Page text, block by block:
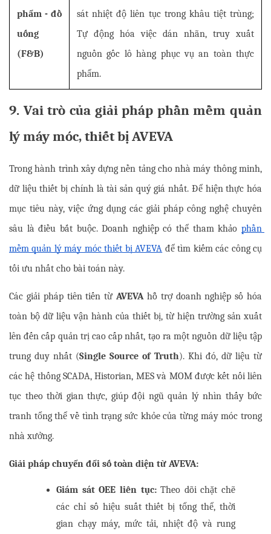
phẩm - đồ
uống
(F&B)
sát nhiệt độ liên tục trong khâu tiệt trùng;
Tự động hóa việc dán nhãn, truy xuất
nguồn gốc lô hàng phục vụ an toàn thực
phẩm.
9. Vai trò của giải pháp phần mềm quản
lý máy móc, thiết bị AVEVA
Trong hành trình xây dựng nền tảng cho nhà máy thông minh,
dữ liệu thiết bị chính là tài sản quý giá nhất. Để hiện thực hóa
mục tiêu này, việc ứng dụng các giải pháp công nghệ chuyên
sâu là điều bắt buộc. Doanh nghiệp có thể tham khảo phần
mềm quản lý máy móc thiết bị AVEVA để tìm kiếm các công cụ
tối ưu nhất cho bài toán này.
Các giải pháp tiên tiến từ AVEVA hỗ trợ doanh nghiệp số hóa
toàn bộ dữ liệu vận hành của thiết bị, từ hiện trường sản xuất
lên đến cấp quản trị cao cấp nhất, tạo ra một nguồn dữ liệu tập
trung duy nhất (Single Source of Truth). Khi đó, dữ liệu từ
các hệ thống SCADA, Historian, MES và MOM được kết nối liên
tục theo thời gian thực, giúp đội ngũ quản lý nhìn thấy bức
tranh tổng thể về tình trạng sức khỏe của từng máy móc trong
nhà xưởng.
Giải pháp chuyển đổi số toàn diện từ AVEVA:
Giám sát OEE liên tục: Theo dõi chặt chẽ
các chỉ số hiệu suất thiết bị tổng thể, thời
gian chạy máy, mức tải, nhiệt độ và rung